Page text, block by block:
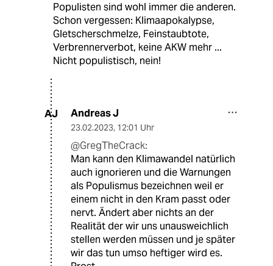
Populisten sind wohl immer die anderen.
Schon vergessen: Klimaapokalypse,
Gletscherschmelze, Feinstaubtote,
Verbrennerverbot, keine AKW mehr ...
Nicht populistisch, nein!
AJ Andreas J
23.02.2023, 12:01 Uhr
@GregTheCrack:
Man kann den Klimawandel natürlich
auch ignorieren und die Warnungen
als Populismus bezeichnen weil er
einem nicht in den Kram passt oder
nervt. Ändert aber nichts an der
Realität der wir uns unausweichlich
stellen werden müssen und je später
wir das tun umso heftiger wird es.